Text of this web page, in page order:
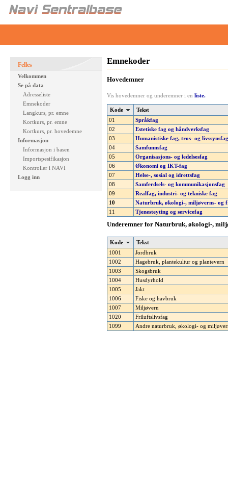
Felles
Velkommen
Se på data
Adresseliste
Emnekoder
Langkurs, pr. emne
Kortkurs, pr. emne
Kortkurs, pr. hovedemne
Informasjon
Informasjon i basen
Importspesifikasjon
Kontroller i NAVI
Logg inn
Emnekoder
Hovedemner
Vis hovedemner og underemner i en liste.
Kode
Tekst
01
Språkfag
02
Estetiske fag og håndverksfag
03
Humanistiske fag, tros- og livssynsfag
04
Samfunnsfag
05
Organisasjons- og ledelsesfag
06
Økonomi og IKT-fag
07
Helse-, sosial og idrettsfag
08
Samferdsels- og kommunikasjonsfag
09
Realfag, industri- og tekniske fag
10
Naturbruk, økologi-, miljøverns- og
11
Tjenesteyting og servicefag
Underemner for Naturbruk, økologi-,
Kode
Tekst
1001
Jordbruk
1002
Hagebruk, plantekultur og plantevern
1003
Skogsbruk
1004
Husdyrhold
1005
Jakt
1006
Fiske og havbruk
1007
Miljøvern
1020
Friluftslivsfag
1099
Andre naturbruk, økologi- og